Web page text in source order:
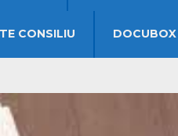
CONSILIU DOCUBOX